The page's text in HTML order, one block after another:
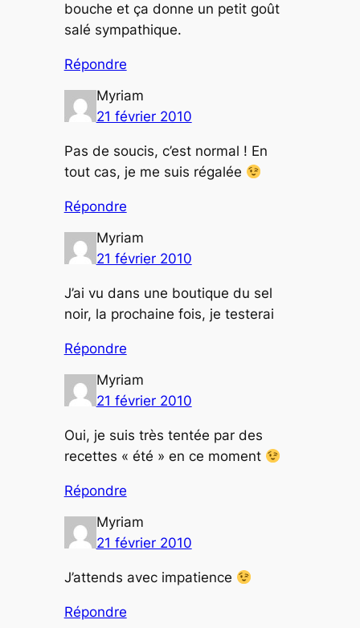
bouche et ça donne un petit goût
salé sympathique.
Répondre
Myriam
21 février 2010
Pas de soucis, c’est normal ! En
tout cas, je me suis régalée
Répondre
Myriam
21 février 2010
J’ai vu dans une boutique du sel
noir, la prochaine fois, je testerai
Répondre
Myriam
21 février 2010
Oui, je suis très tentée par des
recettes « été » en ce moment
Répondre
Myriam
21 février 2010
J’attends avec impatience
Répondre